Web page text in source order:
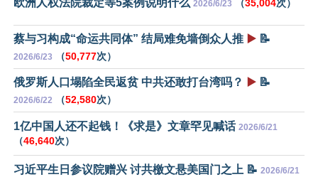
欧洲人权法院裁定等5案例说明什么 2026/6/23 （35,004次）
蔡与习构成“命运共同体” 结局难免墙倒众人推 ▶️ 📝
2026/6/23 （50,777次）
俄罗斯人口塌陷全民返贫 中共还敢打台湾吗？ ▶️ 📝
2026/6/22 （52,580次）
1亿中国人还不起钱！《求是》文章罕见喊话 2026/6/21
（46,640次）
习近平生日参议院赠兴 讨共檄文悬美国门之上 📝 2026/6/21